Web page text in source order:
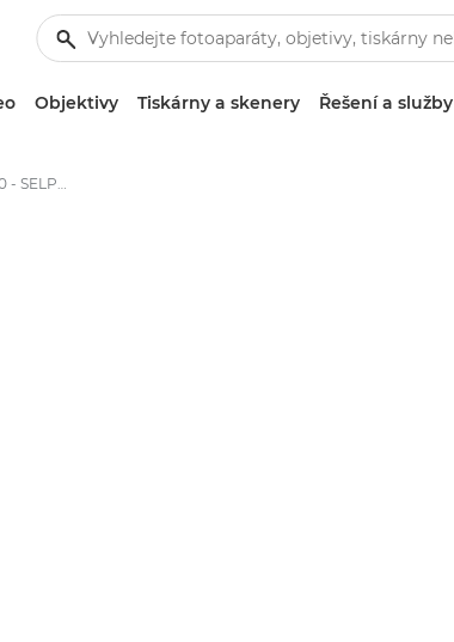
Objektivy Tiskárny a skenery Řešení a služby
Canon SELPHY CP1200 - SELPHY Compact Photo Printers